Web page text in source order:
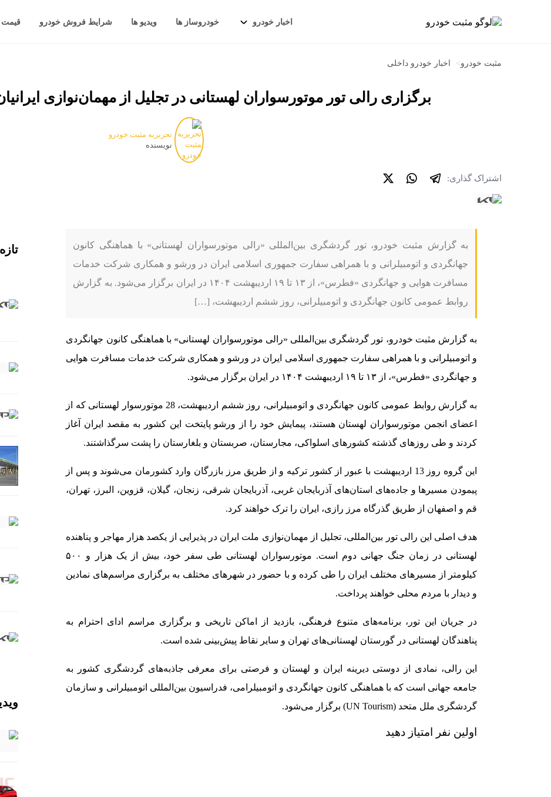
اخبار خودرو خودروساز ها ویدیو ها شرایط فروش خودرو قیمت
مثبت خودرو> اخبار خودرو داخلی
برگزاری رالی تور موتورسواران لهستانی در تجلیل از مهمان‌نوازی
تحریریه مثبت خودرو
نویسنده
اشتراک گذاری:
به گزارش مثبت خودرو، تور گردشگری بین‌المللی «رالی موتورسواران لهستانی» با هماهنگی کانون
جهانگردی و اتومبیلرانی و با همراهی سفارت جمهوری اسلامی ایران در ورشو و همکاری شرکت خدمات
مسافرت هوایی و جهانگردی «فطرس»، از ۱۳ تا ۱۹ اردیبهشت ۱۴۰۴ در ایران برگزار می‌شود. به گزارش
روابط عمومی کانون جهانگردی و اتومبیلرانی، روز ششم اردیبهشت، […]
به گزارش مثبت خودرو، تور گردشگری بین‌المللی «رالی موتورسواران لهستانی» با هماهنگی کانون جهانگردی
و اتومبیلرانی و با همراهی سفارت جمهوری اسلامی ایران در ورشو و همکاری شرکت خدمات مسافرت هوایی
و جهانگردی «فطرس»، از ۱۳ تا ۱۹ اردیبهشت ۱۴۰۴ در ایران برگزار می‌شود.
به گزارش روابط عمومی کانون جهانگردی و اتومبیلرانی، روز ششم اردیبهشت، 28 موتورسوار لهستانی که از
اعضای انجمن موتورسواران لهستان هستند، پیمایش خود را از ورشو پایتخت این کشور به مقصد ایران آغاز
کردند و طی روزهای گذشته کشورهای اسلواکی، مجارستان، صربستان و بلغارستان را پشت سرگذاشتند.
این گروه روز 13 اردیبهشت با عبور از کشور ترکیه و از طریق مرز بازرگان وارد کشورمان می‌شوند و پس از
پیمودن مسیرها و جاده‌های استان‌های آذربایجان غربی، آذربایجان شرقی، زنجان، گیلان، قزوین، البرز، تهران،
قم و اصفهان از طریق گذرگاه مرز رازی، ایران را ترک خواهند کرد.
هدف اصلی این رالی تور بین‌المللی، تجلیل از مهمان‌نوازی ملت ایران در پذیرایی از یکصد هزار مهاجر و پناهنده
لهستانی در زمان جنگ جهانی دوم است. موتورسواران لهستانی طی سفر خود، بیش از یک هزار و ۵۰۰
کیلومتر از مسیرهای مختلف ایران را طی کرده و با حضور در شهرهای مختلف به برگزاری مراسم‌های نمادین
و دیدار با مردم محلی خواهند پرداخت.
در جریان این تور، برنامه‌های متنوع فرهنگی، بازدید از اماکن تاریخی و برگزاری مراسم ادای احترام به
پناهندگان لهستانی در گورستان لهستانی‌های تهران و سایر نقاط پیش‌بینی شده است.
این رالی، نمادی از دوستی دیرینه ایران و لهستان و فرصتی برای معرفی جاذبه‌های گردشگری کشور به
جامعه جهانی است که با هماهنگی کانون جهانگردی و اتومبیلرامی، فدراسیون بین‌المللی اتومبیلرانی و سازمان
گردشگری ملل متحد (UN Tourism) برگزار می‌شود.
اولین نفر امتیاز دهید